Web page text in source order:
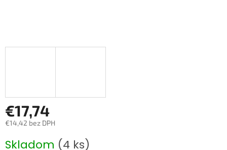
€17,74
€14,42 bez DPH
cena:
Skladom (4 ks)